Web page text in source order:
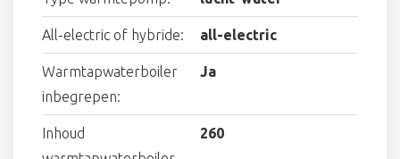
All-electric of hybride: all-electric
Warmtapwaterboiler
inbegrepen:
Ja
Inhoud
260